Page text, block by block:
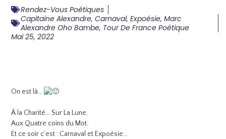
Rendez-Vous Poétiques
Capitaine Alexandre,Carnaval,Expoésie,Marc
Alexandre Oho Bambe, Tour De France Poétique
Mai 25, 2022
On est là…
À la Charité… Sur La Lune.
Aux Quatre coins du Mot.
Et ce soir c’est : Carnaval et Expoésie…